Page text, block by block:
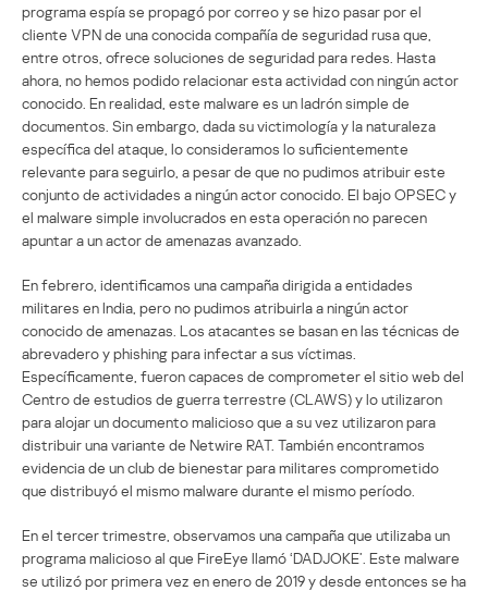
programa espía se propagó por correo y se hizo pasar por el
cliente VPN de una conocida compañía de seguridad rusa que,
entre otros, ofrece soluciones de seguridad para redes. Hasta
ahora, no hemos podido relacionar esta actividad con ningún actor
conocido. En realidad, este malware es un ladrón simple de
documentos. Sin embargo, dada su victimología y la naturaleza
específica del ataque, lo consideramos lo suficientemente
relevante para seguirlo, a pesar de que no pudimos atribuir este
conjunto de actividades a ningún actor conocido. El bajo OPSEC y
el malware simple involucrados en esta operación no parecen
apuntar a un actor de amenazas avanzado.
En febrero, identificamos una campaña dirigida a entidades
militares en India, pero no pudimos atribuirla a ningún actor
conocido de amenazas. Los atacantes se basan en las técnicas de
abrevadero y phishing para infectar a sus víctimas.
Específicamente, fueron capaces de comprometer el sitio web del
Centro de estudios de guerra terrestre (CLAWS) y lo utilizaron
para alojar un documento malicioso que a su vez utilizaron para
distribuir una variante de Netwire RAT. También encontramos
evidencia de un club de bienestar para militares comprometido
que distribuyó el mismo malware durante el mismo período.
En el tercer trimestre, observamos una campaña que utilizaba un
programa malicioso al que FireEye llamó ‘DADJOKE’. Este malware
se utilizó por primera vez en enero de 2019 y desde entonces se ha